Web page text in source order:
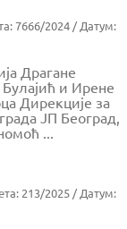
7666/2024 / Датум:
Драгане
и Ирене
Дирекције за
ЈП Београд,
...
213/2025 / Датум: